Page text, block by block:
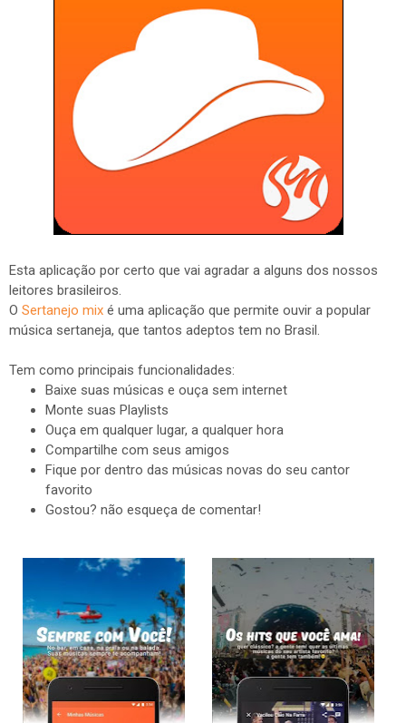
Esta aplicação por certo que vai agradar a alguns dos nossos
leitores brasileiros.
O Sertanejo mix é uma aplicação que permite ouvir a popular
música sertaneja, que tantos adeptos tem no Brasil.
Tem como principais funcionalidades:
Baixe suas músicas e ouça sem internet
Monte suas Playlists
Ouça em qualquer lugar, a qualquer hora
Compartilhe com seus amigos
Fique por dentro das músicas novas do seu cantor
favorito
Gostou? não esqueça de comentar!